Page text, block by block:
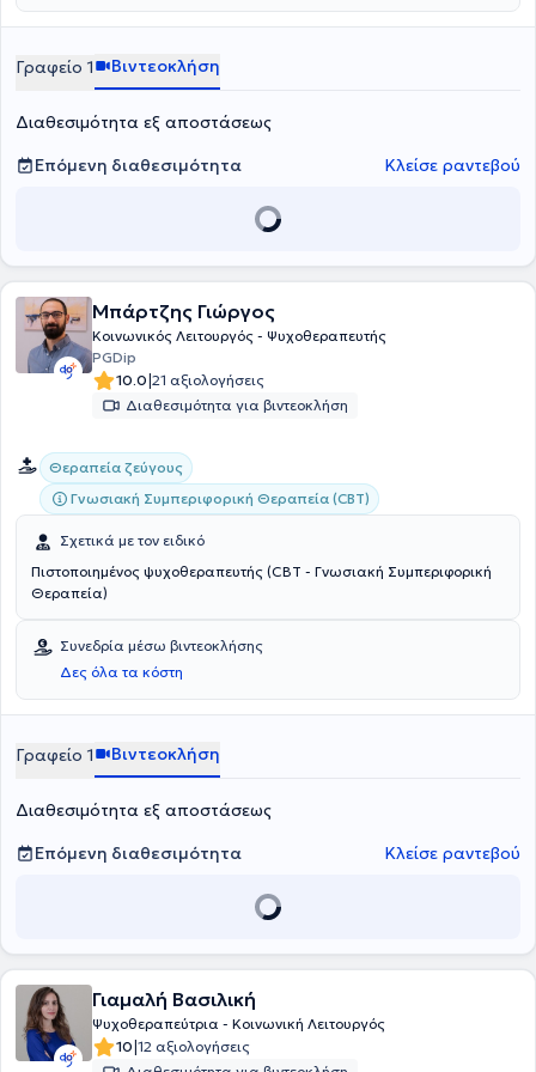
explorative minds: A co-operative inquiry of HELASYTH on its’
οποίο οι συστημικοί θεραπευτές αντιλαμβάνονται την
επαγγελματική τους ταυτότητα και τις προκλήσεις της.
Γραφείο 1 Βιντεοκλήση
Διαθεσιμότητα εξ αποστάσεως
Επόμενη διαθεσιμότητα
Κλείσε ραντεβού
Μπάρτζης Γιώργος
Κοινωνικός Λειτουργός - Ψυχοθεραπευτής
PGDip
10.0|21 αξιολογήσεις
Διαθεσιμότητα για βιντεοκλήση
Θεραπεία ζεύγους
Γνωσιακή Συμπεριφορική Θεραπεία (CBT)
Σχετικά με τον ειδικό
Πιστοποιημένος ψυχοθεραπευτής (CBT - Γνωσιακή Συμπεριφορική
Θεραπεία)
Συνεδρία μέσω βιντεοκλήσης
Δες όλα τα κόστη
Γραφείο 1 Βιντεοκλήση
Διαθεσιμότητα εξ αποστάσεως
Επόμενη διαθεσιμότητα
Κλείσε ραντεβού
Γιαμαλή Βασιλική
Ψυχοθεραπεύτρια - Κοινωνική Λειτουργός
10|12 αξιολογήσεις